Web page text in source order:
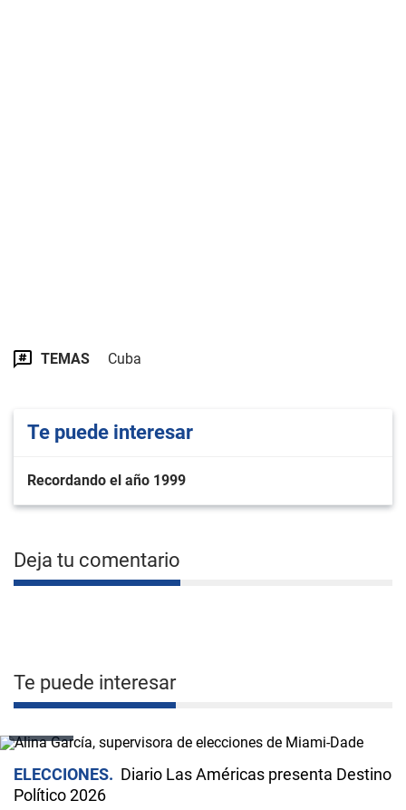
TEMAS Cuba
Te puede interesar
Recordando el año 1999
Deja tu comentario
Te puede interesar
ELECCIONES
Diario Las Américas presenta Destino
Político 2026